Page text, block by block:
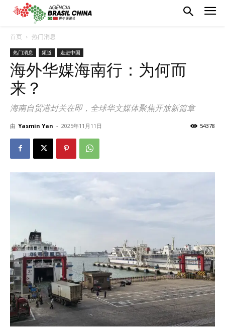
首页 热门消息
热门消息 频道 走进中国
海外华媒海南行：为何而
来？
海南自贸港封关在即，全球华文媒体聚焦开放新篇章
由 Yasmin Yan - 2025年11月11日 54378